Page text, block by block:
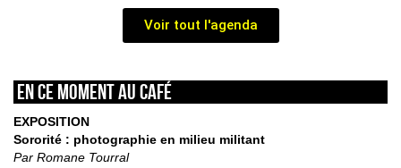
Voir tout l'agenda
En ce moment au café
EXPOSITION
Sororité : photographie en milieu militant
Par Romane Tourral